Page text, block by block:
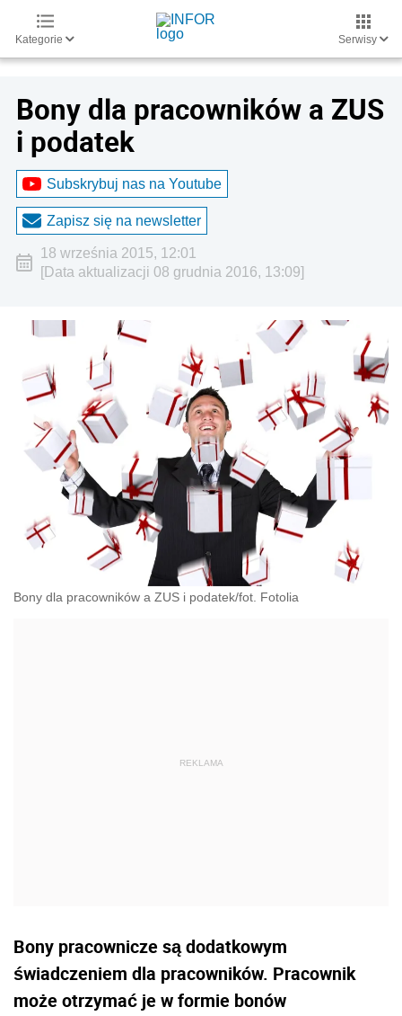
Kategorie Serwisy
Bony dla pracowników a ZUS
i podatek
Subskrybuj nas na Youtube
Zapisz się na newsletter
18 września 2015, 12:01
[Data aktualizacji 08 grudnia 2016, 13:09]
Bony dla pracowników a ZUS i podatek/fot. Fotolia
Bony pracownicze są dodatkowym
świadczeniem dla pracowników. Pracownik
może otrzymać je w formie bonów